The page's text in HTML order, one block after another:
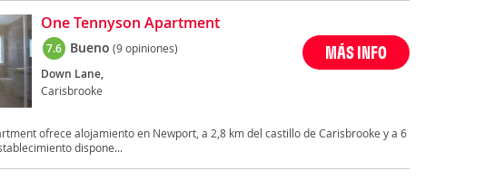
One Tennyson Apartment
7.6 Bueno (9 opiniones)
Down Lane,
Carisbrooke
MÁS INFO
ofrece alojamiento en Newport, a 2,8 km del castillo de Carisbrooke y a 6
dispone...